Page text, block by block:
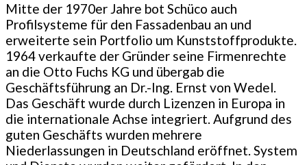
Mitte der 1970er Jahre bot Schüco auch
Profilsysteme für den Fassadenbau an und
erweiterte sein Portfolio um Kunststoffprodukte.
1964 verkaufte der Gründer seine Firmenrechte
an die Otto Fuchs KG und übergab die
Geschäftsführung an Dr.-Ing. Ernst von Wedel.
Das Geschäft wurde durch Lizenzen in Europa in
die internationale Achse integriert. Aufgrund des
guten Geschäfts wurden mehrere
Niederlassungen in Deutschland eröffnet. System